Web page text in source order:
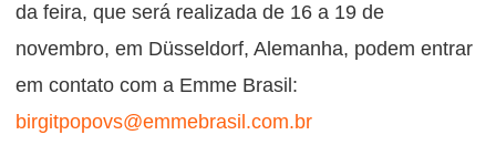
da feira, que será realizada de 16 a 19 de
novembro, em Düsseldorf, Alemanha, podem entrar
em contato com a Emme Brasil:
birgitpopovs@emmebrasil.com.br